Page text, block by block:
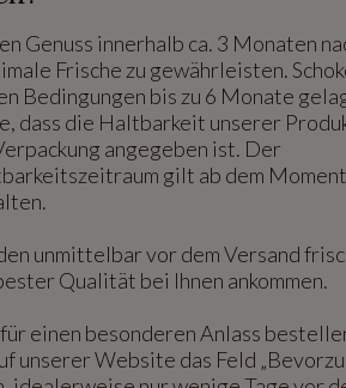
Genuss innerhalb ca. 3 Monaten
Frische zu gewährleisten.
Bedingungen bis zu 6 Monate
dass die Haltbarkeit unserer
angegeben ist. Der
gilt ab dem
unmittelbar vor dem Versand
Qualität bei Ihnen ankommen.
einen besonderen Anlass
unserer Website das Feld